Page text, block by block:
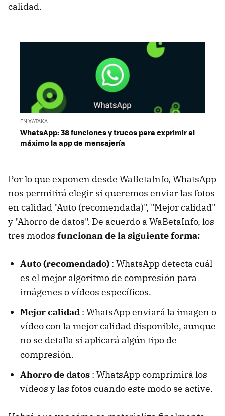
calidad.
EN XATAKA
WhatsApp: 38 funciones y trucos para exprimir al
máximo la app de mensajería
Por lo que exponen desde WaBetaInfo, WhatsApp
nos permitirá elegir si queremos enviar las fotos
en calidad "Auto (recomendada)", "Mejor calidad"
y "Ahorro de datos". De acuerdo a WaBetaInfo, los
tres modos funcionan de la siguiente forma:
Auto (recomendado) : WhatsApp detecta cuál
es el mejor algoritmo de compresión para
imágenes o vídeos específicos.
Mejor calidad : WhatsApp enviará la imagen o
vídeo con la mejor calidad disponible, aunque
no se detalla si aplicará algún tipo de
compresión.
Ahorro de datos : WhatsApp comprimirá los
vídeos y las fotos cuando este modo se active.